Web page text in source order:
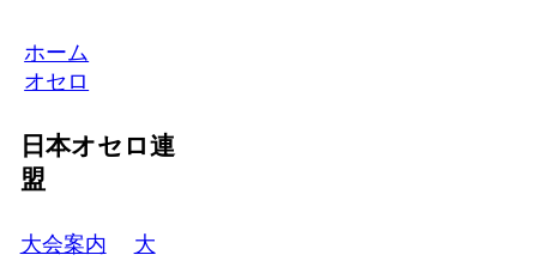
ホーム
オセロ
日本オセロ連
盟
大会案内
大